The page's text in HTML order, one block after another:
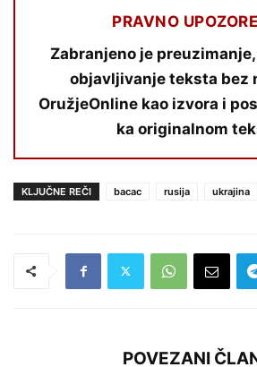
PRAVNO
Zabranjeno je
objavljivanje teksta bez
OružjeOnline kao izvora i
ka originalnom
KLJUČNE REČI bacac rusija ukrajina
POVEZANI